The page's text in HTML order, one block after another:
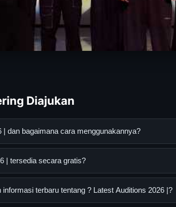
Diajukan
| dan bagaimana cara menggunakannya?
layanan digital yang dirancang untuk membantu
| tersedia secara gratis?
diakses secara gratis oleh semua pengguna.
terbaru tentang ? Latest Auditions 2026 |?